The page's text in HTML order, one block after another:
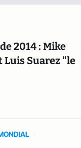
2014 : Mike
Suarez "le